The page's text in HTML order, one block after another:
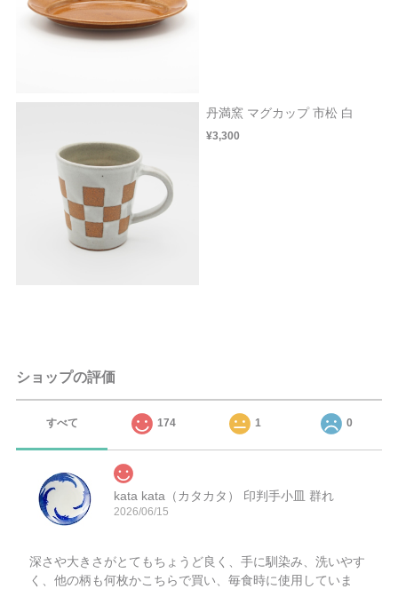
丹満窯 マグカップ 市松 白
¥3,300
ショップの評価
すべて 174 1 0
kata kata（カタカタ） 印判手小皿 群れ
2026/06/15
深さや大きさがとてもちょうど良く、手に馴染み、洗いやす
く、他の柄も何枚かこちらで買い、毎食時に使用していま